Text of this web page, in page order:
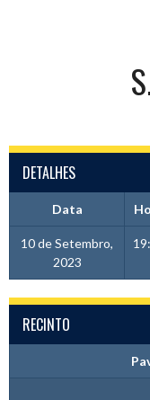
DETALHES
Data
10 de Setembro,
2023
RECINTO